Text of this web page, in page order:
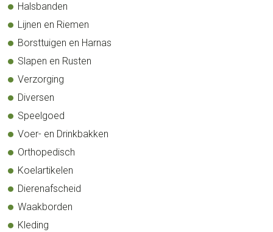
Halsbanden
Lijnen en Riemen
Borsttuigen en Harnas
Slapen en Rusten
Verzorging
Diversen
Speelgoed
Voer- en Drinkbakken
Orthopedisch
Koelartikelen
Dierenafscheid
Waakborden
Kleding